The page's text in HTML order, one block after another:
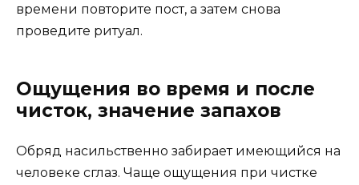
времени повторите пост, а затем снова
проведите ритуал.
Ощущения во время и после
чисток, значение запахов
Обряд насильственно забирает имеющийся на
человеке сглаз. Чаще ощущения при чистке